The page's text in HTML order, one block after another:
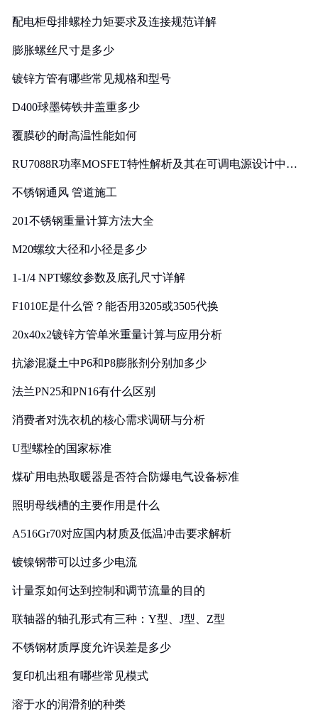
配电柜母排螺栓力矩要求及连接规范详解
膨胀螺丝尺寸是多少
镀锌方管有哪些常见规格和型号
D400球墨铸铁井盖重多少
覆膜砂的耐高温性能如何
RU7088R功率MOSFET特性解析及其在可调电源设计中的
不锈钢通风 管道施工
201不锈钢重量计算方法大全
M20螺纹大径和小径是多少
1-1/4 NPT螺纹参数及底孔尺寸详解
F1010E是什么管？能否用3205或3505代换
20x40x2镀锌方管单米重量计算与应用分析
抗渗混凝土中P6和P8膨胀剂分别加多少
法兰PN25和PN16有什么区别
消费者对洗衣机的核心需求调研与分析
U型螺栓的国家标准
煤矿用电热取暖器是否符合防爆电气设备标准
照明母线槽的主要作用是什么
A516Gr70对应国内材质及低温冲击要求解析
镀镍钢带可以过多少电流
计量泵如何达到控制和调节流量的目的
联轴器的轴孔形式有三种：Y型、J型、Z型
不锈钢材质厚度允许误差是多少
复印机出租有哪些常见模式
溶于水的润滑剂的种类